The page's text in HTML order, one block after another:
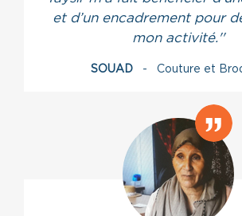
et d’un encadrement pour
mon activité.''
SOUAD- Couture et